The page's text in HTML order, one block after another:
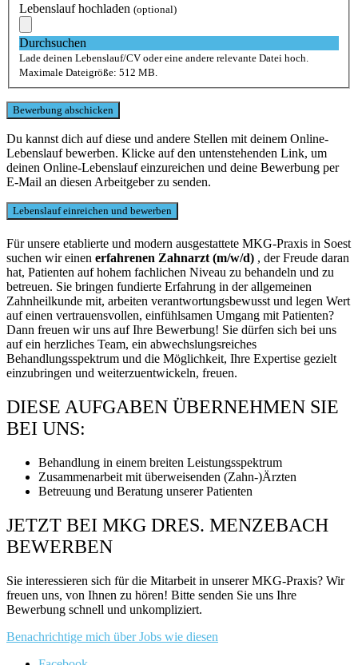
Lebenslauf hochladen (optional)
Durchsuchen
Lade deinen Lebenslauf/CV oder eine andere relevante Datei hoch.
Maximale Dateigröße: 512 MB.
Du kannst dich auf diese und andere Stellen mit deinem Online-
Lebenslauf bewerben. Klicke auf den untenstehenden Link, um
deinen Online-Lebenslauf einzureichen und deine Bewerbung per
E-Mail an diesen Arbeitgeber zu senden.
Für unsere etablierte und modern ausgestattete MKG-Praxis in Soest
suchen wir einen erfahrenen Zahnarzt (m/w/d) , der Freude daran
hat, Patienten auf hohem fachlichen Niveau zu behandeln und zu
betreuen. Sie bringen fundierte Erfahrung in der allgemeinen
Zahnheilkunde mit, arbeiten verantwortungsbewusst und legen Wert
auf einen vertrauensvollen, einfühlsamen Umgang mit Patienten?
Dann freuen wir uns auf Ihre Bewerbung! Sie dürfen sich bei uns
auf ein herzliches Team, ein abwechslungsreiches
Behandlungsspektrum und die Möglichkeit, Ihre Expertise gezielt
einzubringen und weiterzuentwickeln, freuen.
DIESE AUFGABEN ÜBERNEHMEN SIE
BEI UNS:
Behandlung in einem breiten Leistungsspektrum
Zusammenarbeit mit überweisenden (Zahn-)Ärzten
Betreuung und Beratung unserer Patienten
JETZT BEI MKG DRES. MENZEBACH
BEWERBEN
Sie interessieren sich für die Mitarbeit in unserer MKG-Praxis? Wir
freuen uns, von Ihnen zu hören! Bitte senden Sie uns Ihre
Bewerbung schnell und unkompliziert.
Benachrichtige mich über Jobs wie diesen